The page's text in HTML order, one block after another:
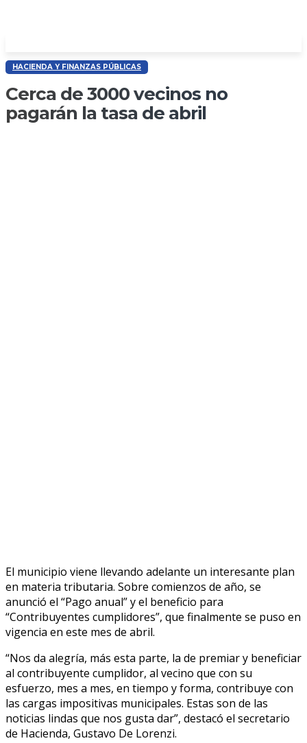
HACIENDA Y FINANZAS PÚBLICAS
Cerca de 3000 vecinos no
pagarán la tasa de abril
El municipio viene llevando adelante un interesante plan
en materia tributaria. Sobre comienzos de año, se
anunció el “Pago anual” y el beneficio para
“Contribuyentes cumplidores”, que finalmente se puso en
vigencia en este mes de abril.
“Nos da alegría, más esta parte, la de premiar y beneficiar
al contribuyente cumplidor, al vecino que con su
esfuerzo, mes a mes, en tiempo y forma, contribuye con
las cargas impositivas municipales. Estas son de las
noticias lindas que nos gusta dar”, destacó el secretario
de Hacienda, Gustavo De Lorenzi.